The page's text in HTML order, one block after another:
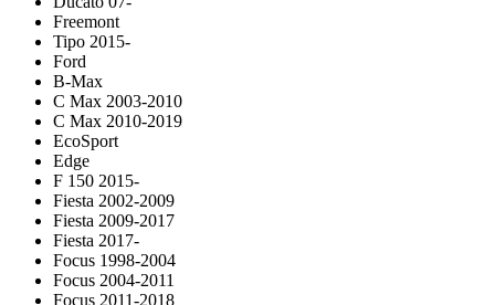
Freemont
Tipo 2015-
Ford
B-Max
C Max 2003-2010
C Max 2010-2019
EcoSport
Edge
F 150 2015-
Fiesta 2002-2009
Fiesta 2009-2017
Fiesta 2017-
Focus 1998-2004
Focus 2004-2011
Focus 2011-2018